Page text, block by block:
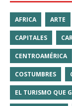
AFRICA ARTE
CAPITALES
CENTROAMÉRICA
COSTUMBRES
EL TURISMO QUE